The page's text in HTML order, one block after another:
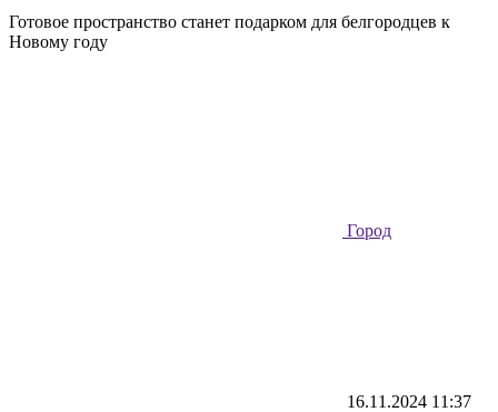
Готовое пространство станет подарком для белгородцев к
Новому году
Город
16.11.2024 11:37